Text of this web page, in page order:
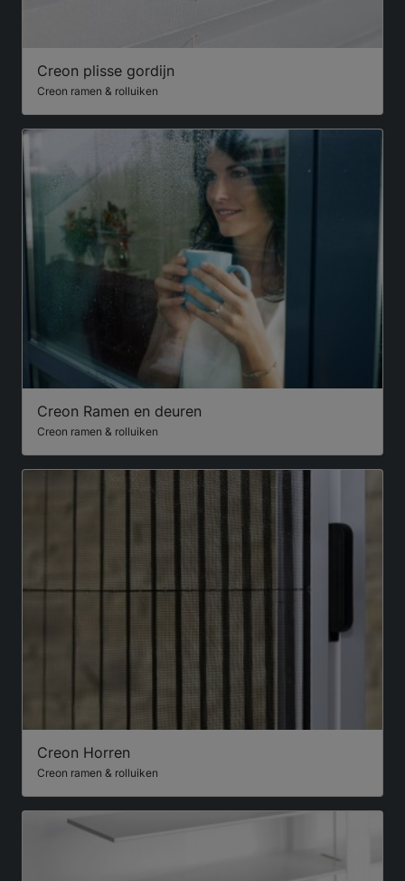
Creon plisse gordijn
Creon ramen & rolluiken
Creon Ramen en deuren
Creon ramen & rolluiken
Creon Horren
Creon ramen & rolluiken